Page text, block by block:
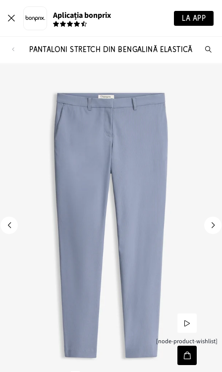
Aplicația bonprix LA APP
PANTALONI STRETCH DIN BENGALINĂ ELASTICĂ
[node-product-wishlist]